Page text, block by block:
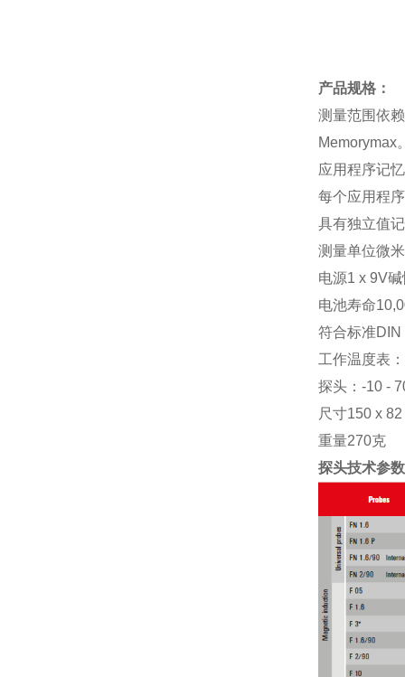
产品规格：
测量范围依
Memorymax
应用程序记
每个应用程
具有独立值
测量单位微
电源1 x 9V
电池寿命
符合标准DIN
工作温度表
探头：-10 -
尺寸150 x
重量270克
探头技术参